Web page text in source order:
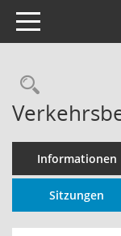
Toggle navigation
Informationen
Sitzungen